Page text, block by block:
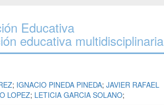
Educativa
educativa multidisciplinaria
; IGNACIO PINEDA PINEDA; JAVIER RAFAEL
LOPEZ; LETICIA GARCIA SOLANO;